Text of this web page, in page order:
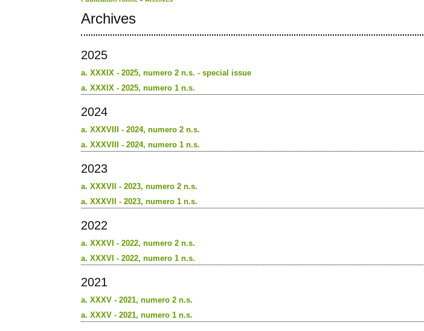
Archives
2025
a. XXXIX - 2025, numero 2 n.s. - special issue
a. XXXIX - 2025, numero 1 n.s.
2024
a. XXXVIII - 2024, numero 2 n.s.
a. XXXVIII - 2024, numero 1 n.s.
2023
a. XXXVII - 2023, numero 2 n.s.
a. XXXVII - 2023, numero 1 n.s.
2022
a. XXXVI - 2022, numero 2 n.s.
a. XXXVI - 2022, numero 1 n.s.
2021
a. XXXV - 2021, numero 2 n.s.
a. XXXV - 2021, numero 1 n.s.